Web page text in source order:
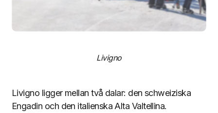
Livigno
Livigno ligger mellan två dalar: den schweiziska
Engadin och den italienska Alta Valtellina.